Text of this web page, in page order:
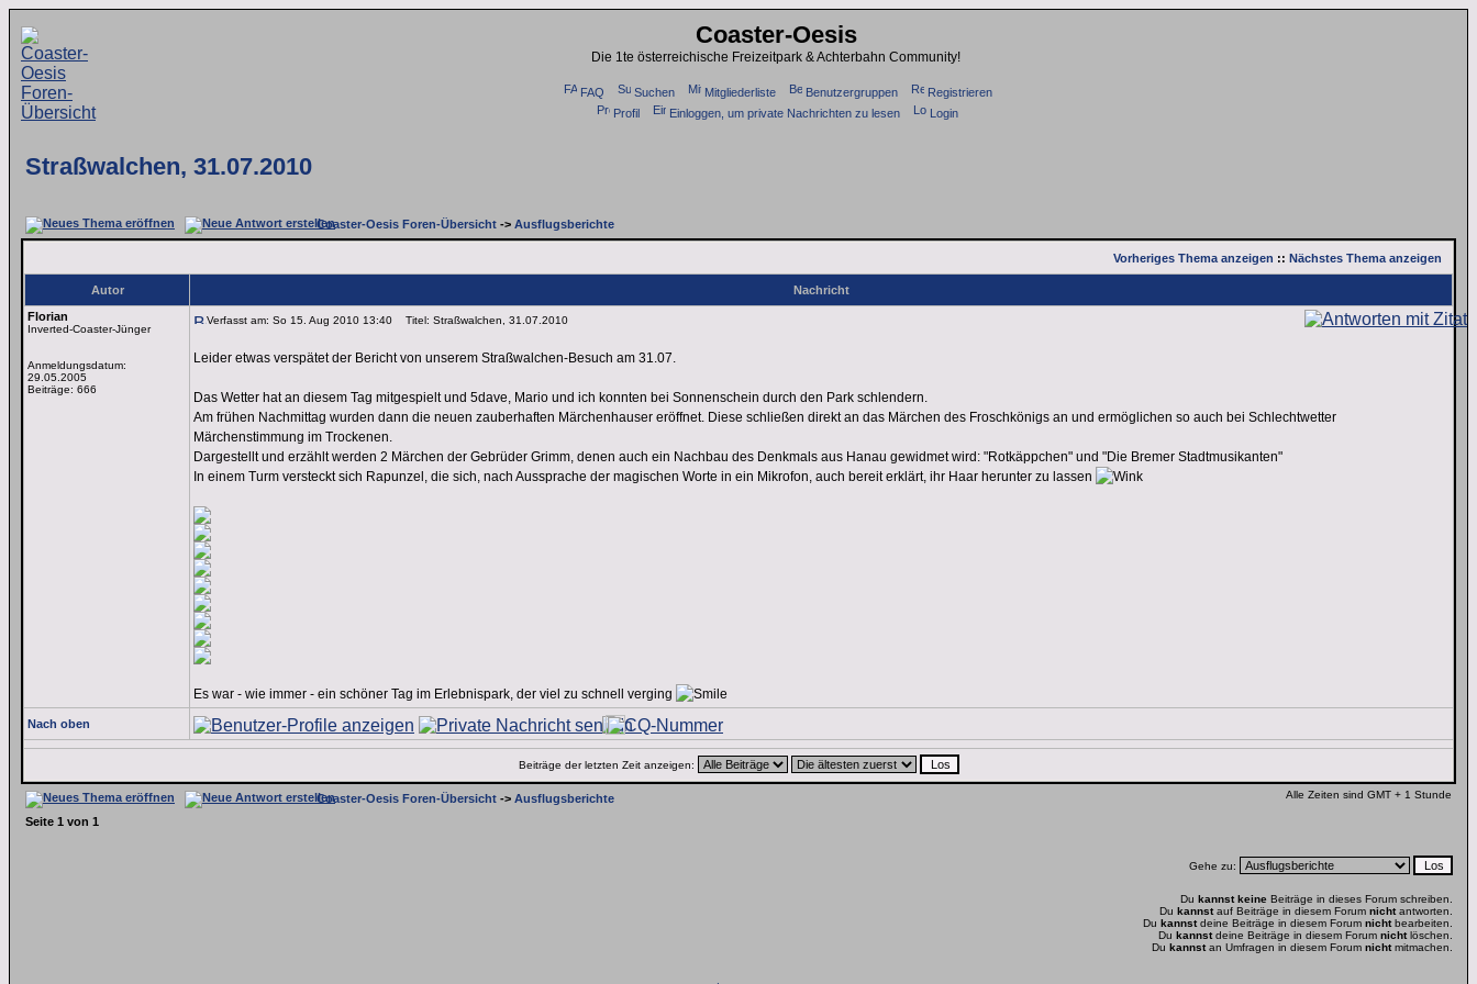
Coaster-Oesis
Die 1te österreichische Freizeitpark & Achterbahn Community!
FAQ Suchen Mitgliederliste Benutzergruppen
Registrieren
Profil
Einloggen, um private Nachrichten zu lesen Login
Straßwalchen, 31.07.2010
Coaster-Oesis Foren-Übersicht -> Ausflugsberichte
Vorheriges Thema anzeigen :: Nächstes Thema anzeigen
Autor
Nachricht
Florian
Inverted-Coaster-Jünger
Anmeldungsdatum:
29.05.2005
Beiträge: 666
Verfasst am: So 15. Aug 2010 13:40 Titel: Straßwalchen, 31.07.2010
Leider etwas verspätet der Bericht von unserem Straßwalchen-Besuch am 31.07.
Das Wetter hat an diesem Tag mitgespielt und 5dave, Mario und ich konnten bei Sonnenschein durch den Park schlendern.
Am frühen Nachmittag wurden dann die neuen zauberhaften Märchenhauser eröffnet. Diese schließen direkt an das Märchen des Froschkönigs an und ermöglichen so auch bei Schlechtwetter
Märchenstimmung im Trockenen.
Dargestellt und erzählt werden 2 Märchen der Gebrüder Grimm, denen auch ein Nachbau des Denkmals aus Hanau gewidmet wird: "Rotkäppchen" und "Die Bremer Stadtmusikanten"
In einem Turm versteckt sich Rapunzel, die sich, nach Aussprache der magischen Worte in ein Mikrofon, auch bereit erklärt, ihr Haar herunter zu lassen
Es war - wie immer - ein schöner Tag im Erlebnispark, der viel zu schnell verging
Nach oben
Beiträge der letzten Zeit anzeigen:
Coaster-Oesis Foren-Übersicht -> Ausflugsberichte Alle Zeiten sind GMT + 1 Stunde
Seite 1 von 1
Gehe zu:
Du kannst keine Beiträge in dieses Forum schreiben.
Du kannstauf Beiträge in diesem Forum nichtantworten.
Du kannstdeine Beiträge in diesem Forum nichtbearbeiten.
Du kannstdeine Beiträge in diesem Forum nichtlöschen.
Du kannstan Umfragen in diesem Forum nichtmitmachen.